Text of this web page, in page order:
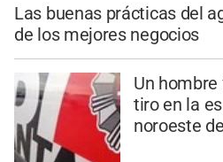
Las buenas prácticas del
de los mejores negocios
Un
tiro en la
noroeste